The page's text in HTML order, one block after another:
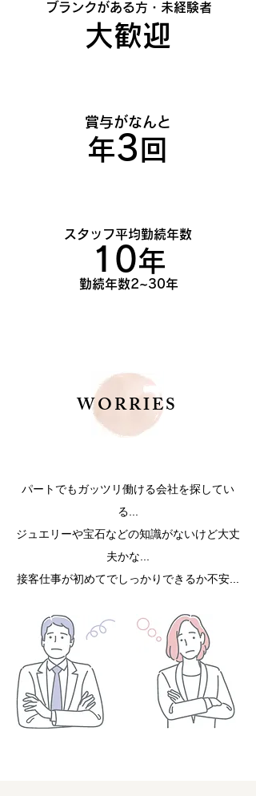
​ブランクがある方・未経験者
​大歓迎
​賞与がなんと
年3 回
​スタッフ平均勤続年数
10年
勤続年数2~30年
WORRIES
パートでもガッツリ働ける会社を探してい
る...
ジュエリーや宝石などの知識がないけど大丈
夫かな...
接客仕事が初めてでしっかりできるか不安...